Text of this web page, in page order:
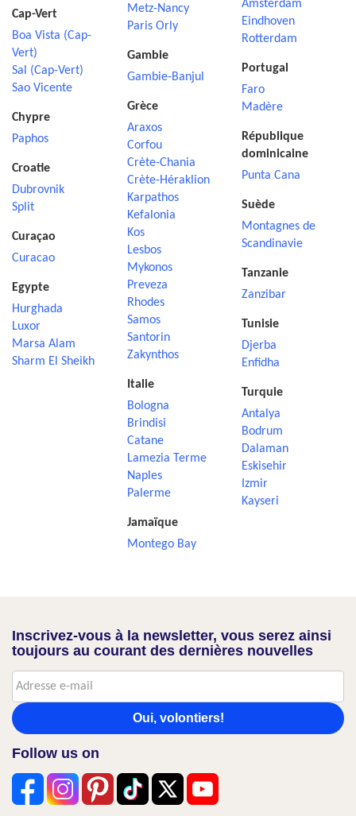
Cap-Vert
Boa Vista (Cap-
Vert)
Sal (Cap-Vert)
Sao Vicente
Chypre
Paphos
Croatie
Dubrovnik
Split
Curaçao
Curacao
Egypte
Hurghada
Luxor
Marsa Alam
Sharm El Sheikh
Metz-Nancy
Paris Orly
Gambie
Gambie-Banjul
Grèce
Araxos
Corfou
Crète-Chania
Crète-Héraklion
Karpathos
Kefalonia
Kos
Lesbos
Mykonos
Preveza
Rhodes
Samos
Santorin
Zakynthos
Italie
Bologna
Brindisi
Catane
Lamezia Terme
Naples
Palerme
Jamaïque
Montego Bay
Amsterdam
Eindhoven
Rotterdam
Portugal
Faro
Madère
République
dominicaine
Punta Cana
Suède
Montagnes de
Scandinavie
Tanzanie
Zanzibar
Tunisie
Djerba
Enfidha
Turquie
Antalya
Bodrum
Dalaman
Eskisehir
Izmir
Kayseri
Inscrivez-vous à la newsletter, vous serez ainsi
toujours au courant des dernières nouvelles
Oui, volontiers!
Follow us on